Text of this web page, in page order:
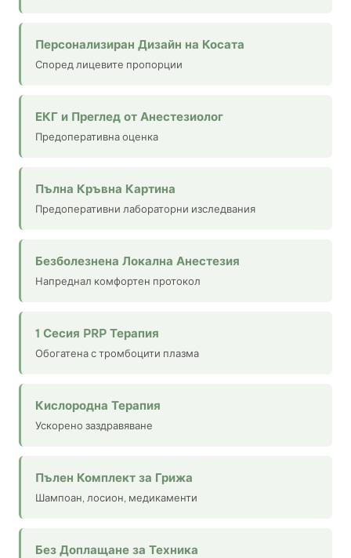
Персонализиран Дизайн на Косата
Според лицевите пропорции
ЕКГ и Преглед от Анестезиолог
Предоперативна оценка
Пълна Кръвна Картина
Предоперативни лабораторни изследвания
Безболезнена Локална Анестезия
Напреднал комфортен протокол
1 Сесия PRP Терапия
Обогатена с тромбоцити плазма
Кислородна Терапия
Ускорено заздравяване
Пълен Комплект за Грижа
Шампоан, лосион, медикаменти
Без Доплащане за Техника